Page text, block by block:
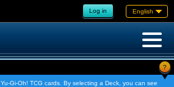
Log in English
?
Gi-Oh! TCG cards. By selecting a Deck, you can see